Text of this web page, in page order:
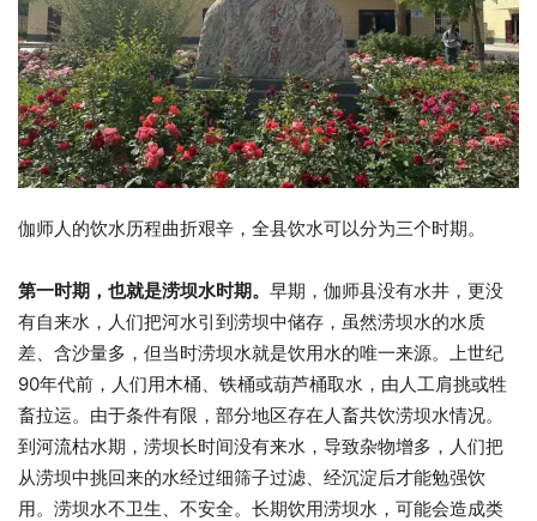
伽师人的饮水历程曲折艰辛，全县饮水可以分为三个时期。
第一时期，也就是涝坝水时期。 早期，伽师县没有水井，更没
有自来水，人们把河水引到涝坝中储存，虽然涝坝水的水质
差、含沙量多，但当时涝坝水就是饮用水的唯一来源。上世纪
90年代前，人们用木桶、铁桶或葫芦桶取水，由人工肩挑或牲
畜拉运。由于条件有限，部分地区存在人畜共饮涝坝水情况。
到河流枯水期，涝坝长时间没有来水，导致杂物增多，人们把
从涝坝中挑回来的水经过细筛子过滤、经沉淀后才能勉强饮
用。涝坝水不卫生、不安全。长期饮用涝坝水，可能会造成类